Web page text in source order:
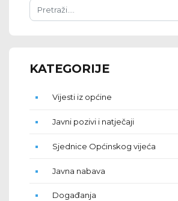
KATEGORIJE
Vijesti iz općine
Javni pozivi i natječaji
Sjednice Općinskog vijeća
Javna nabava
Događanja